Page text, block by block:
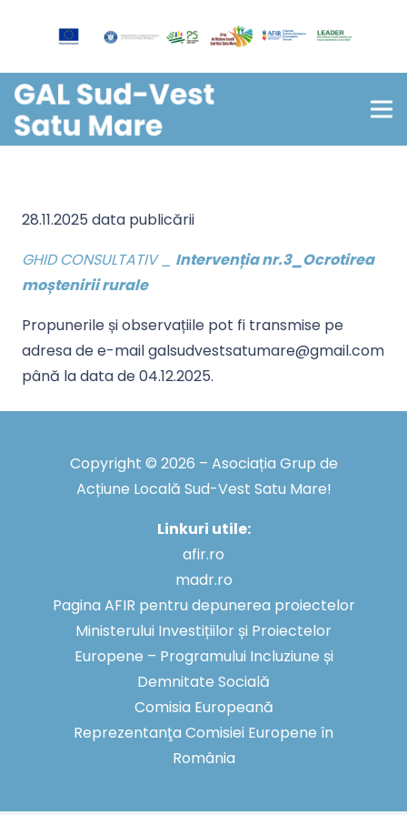
28.11.2025 data publicării
GHID CONSULTATIV _ Intervenția nr.3_Ocrotirea
moștenirii rurale
Propunerile și observațiile pot fi transmise pe
adresa de e-mail galsudvestsatumare@gmail.com
până la data de 04.12.2025.
Copyright © 2026 – Asociația Grup de
Acțiune Locală Sud-Vest Satu Mare!
Linkuri utile:
afir.ro
madr.ro
Pagina AFIR pentru depunerea proiectelor
Ministerului Investițiilor și Proiectelor
Europene – Programului Incluziune și
Demnitate Socială
Comisia Europeană
Reprezentanţa Comisiei Europene în
România